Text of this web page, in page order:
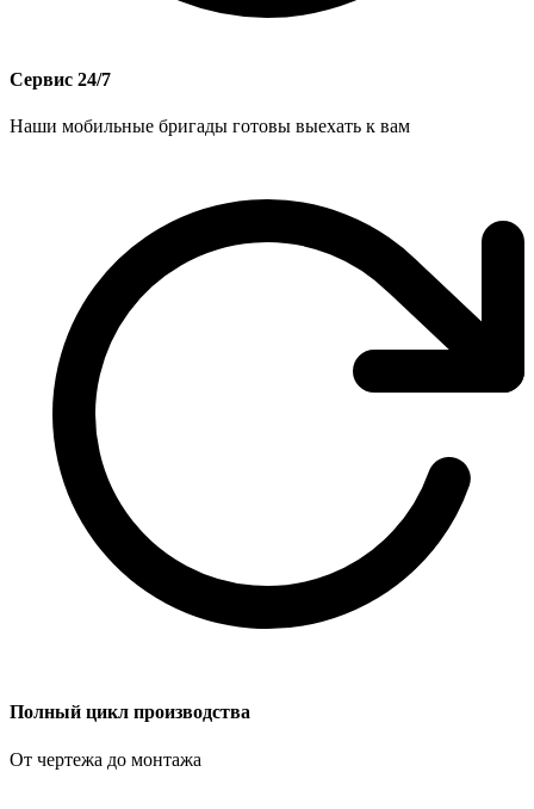
Сервис 24/7
Наши мобильные бригады готовы выехать к вам
Полный цикл производства
От чертежа до монтажа